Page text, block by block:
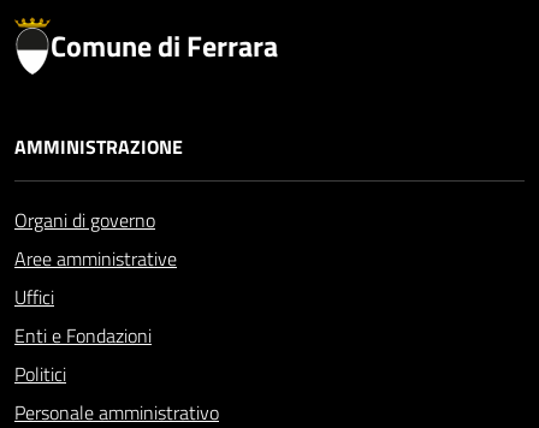
Comune di Ferrara
AMMINISTRAZIONE
Organi di governo
Aree amministrative
Uffici
Enti e Fondazioni
Politici
Personale amministrativo